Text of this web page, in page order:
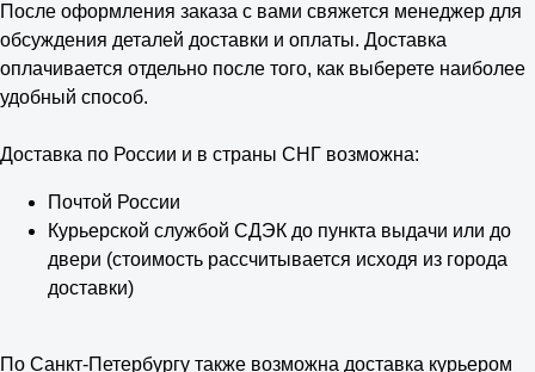
После оформления заказа с вами свяжется менеджер для
обсуждения деталей доставки и оплаты. Доставка
оплачивается отдельно после того, как выберете наиболее
удобный способ.
Доставка по России и в страны СНГ возможна:
Почтой России
Курьерской службой СДЭК до пункта выдачи или до
двери (стоимость рассчитывается исходя из города
доставки)
По Санкт-Петербургу также возможна доставка курьером